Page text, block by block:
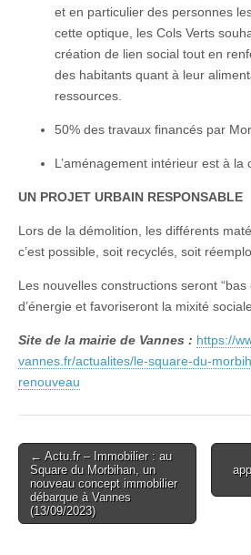
et en particulier des personnes
cette optique, les Cols Verts
création de lien social tout en
des habitants quant à leur
ressources. ​
50% des travaux financés par
L’aménagement intérieur est à la
UN PROJET URBAIN RESPONSABLE
Lors de la démolition, les différents
c’est possible, soit recyclés, soit
Les nouvelles constructions seront
d’énergie et favoriseront la mixité sociale.
Site de la mairie de Vannes : https://
vannes.fr/actualites/le-square-du-
renouveau
Post
navigation
← Actu.fr – Immobilier : au
Square du Morbihan, un
nouveau concept immobilier
débarque à Vannes
(13/09/2023)